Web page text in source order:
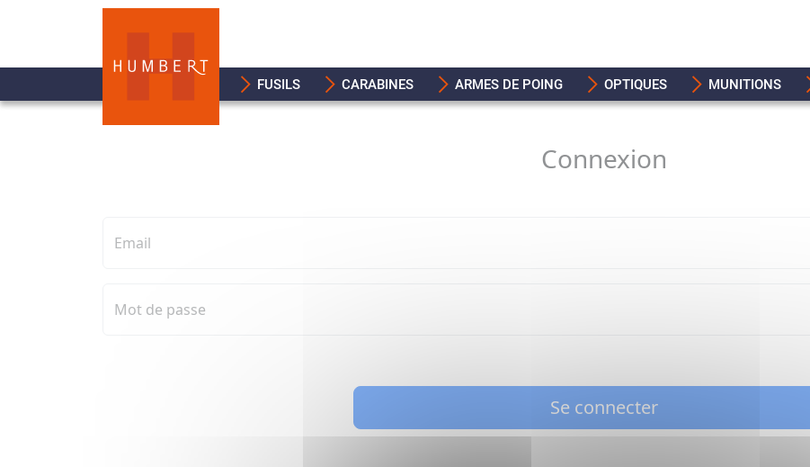
FUSILS CARABINES ARMES DE POING OPTIQUES MUNITIONS
Connexion
Email
Mot de passe
Se connecter